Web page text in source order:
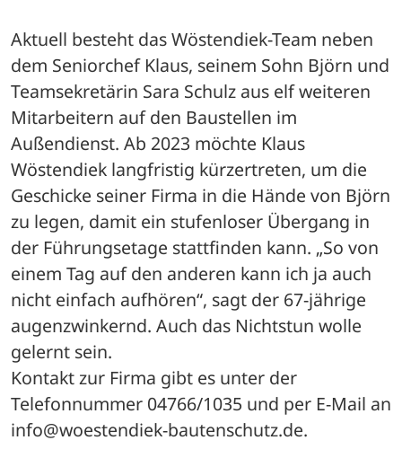
Aktuell besteht das Wöstendiek-Team neben
dem Seniorchef Klaus, seinem Sohn Björn und
Teamsekretärin Sara Schulz aus elf weiteren
Mitarbeitern auf den Baustellen im
Außendienst. Ab 2023 möchte Klaus
Wöstendiek langfristig kürzertreten, um die
Geschicke seiner Firma in die Hände von Björn
zu legen, damit ein stufenloser Übergang in
der Führungsetage stattfinden kann. „So von
einem Tag auf den anderen kann ich ja auch
nicht einfach aufhören“, sagt der 67-jährige
augenzwinkernd. Auch das Nichtstun wolle
gelernt sein.
Kontakt zur Firma gibt es unter der
Telefonnummer 04766/1035 und per E-Mail an
info@woestendiek-bautenschutz.de.